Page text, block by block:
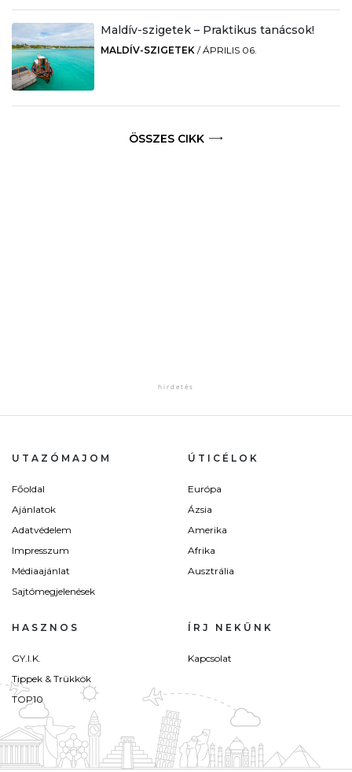
Maldív-szigetek – Praktikus tanácsok!
MALDÍV-SZIGETEK /ÁPRILIS 06.
ÖSSZES CIKK
UTAZÓMAJOM
Főoldal
Ajánlatok
Adatvédelem
Impresszum
Médiaajánlat
Sajtómegjelenések
ÚTICÉLOK
Európa
Ázsia
Amerika
Afrika
Ausztrália
HASZNOS
GY.I.K.
Tippek & Trükkök
TOP10
ÍRJ NEKÜNK
Kapcsolat